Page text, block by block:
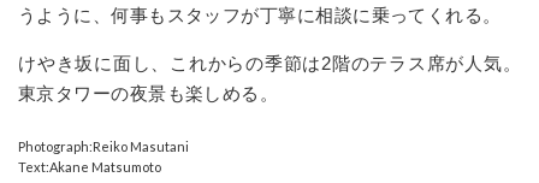
うように、何事もスタッフが丁寧に相談に乗ってくれる。
けやき坂に面し、これからの季節は2階のテラス席が人気。
東京タワーの夜景も楽しめる。
Photograph:Reiko Masutani
Text:Akane Matsumoto